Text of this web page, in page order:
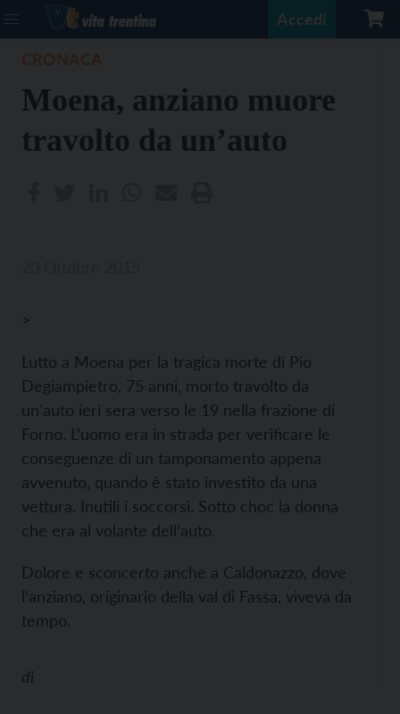
Accedi
Moena, anziano muore
travolto da un’auto
>
Lutto a Moena per la tragica morte di Pio
Degiampietro, 75 anni, morto travolto da
un’auto ieri sera verso le 19 nella frazione di
Forno. L’uomo era in strada per verificare le
conseguenze di un tamponamento appena
avvenuto, quando è stato investito da una
vettura. Inutili i soccorsi. Sotto choc la donna
che era al volante dell’auto.
Dolore e sconcerto anche a Caldonazzo, dove
l’anziano, originario della val di Fassa, viveva da
tempo.
di